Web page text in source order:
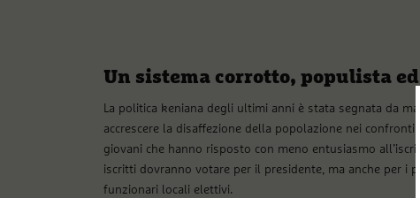
Un sistema corrotto, populista
La politica keniana degli ultimi anni è stata segnata da
accrescere la disaffezione della popolazione nei
giovani che hanno risposto con meno entusiasmo
iscritti dovranno votare per il presidente, ma anche per i
funzionari locali elettivi.